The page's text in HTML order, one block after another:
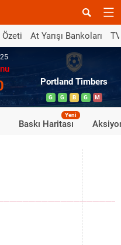
Özeti At Yarışı Bankoları
Portland Timbers
G G B G M
Baskı Haritası
Yeni